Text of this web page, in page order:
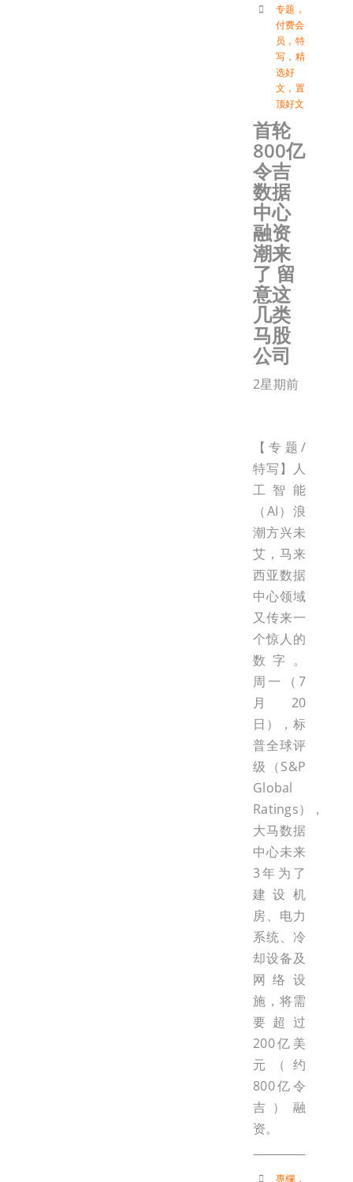
专题 ，
付费会
员 ， 特
写 ， 精
选好
文 ， 置
顶好文
首轮
800亿
令吉
数据
中心
融资
潮来
了 留
意这
几类
马股
公司
2星期前
【专题/
特写】人
工智能
（AI）浪
潮方兴未
艾，马来
西亚数据
中心领域
又传来一
个惊人的
数字。
周一（7
月20
日），标
普全球评
级（S&P
Global
Ratings），
大马数据
中心未来
3年为了
建设机
房、电力
系统、冷
却设备及
网络设
施，将需
要超过
200亿美
元（约
800亿令
吉）融
资。
專欄 ，